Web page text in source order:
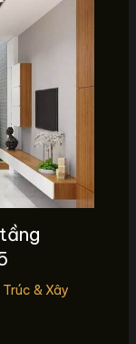
Trúc & Xây